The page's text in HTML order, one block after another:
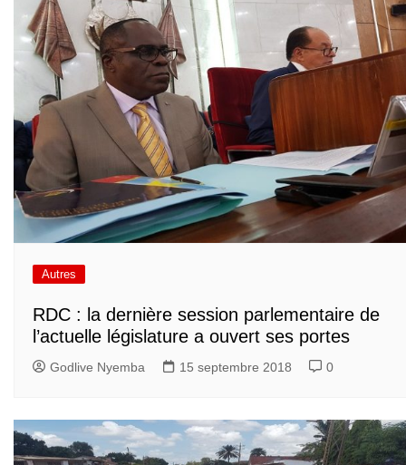
Autres
RDC : la dernière session parlementaire de
l’actuelle législature a ouvert ses portes
Godlive Nyemba 15 septembre 2018 0